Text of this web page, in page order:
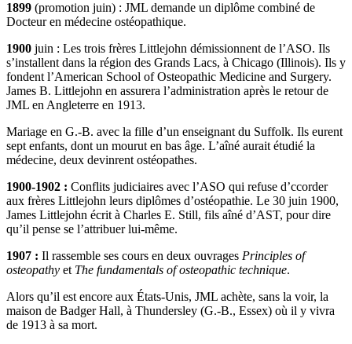
1899 (promotion juin) : JML demande un diplôme combiné de
Docteur en médecine ostéopathique.
1900 juin : Les trois frères Littlejohn démissionnent de l’ASO. Ils
s’installent dans la région des Grands Lacs, à Chicago (Illinois). Ils y
fondent l’American School of Osteopathic Medicine and Surgery.
James B. Littlejohn en assurera l’administration après le retour de
JML en Angleterre en 1913.
Mariage en G.-B. avec la fille d’un enseignant du Suffolk. Ils eurent
sept enfants, dont un mourut en bas âge. L’aîné aurait étudié la
médecine, deux devinrent ostéopathes.
1900-1902 : Conflits judiciaires avec l’ASO qui refuse d’ccorder
aux frères Littlejohn leurs diplômes d’ostéopathie. Le 30 juin 1900,
James Littlejohn écrit à Charles E. Still, fils aîné d’AST, pour dire
qu’il pense se l’attribuer lui-même.
1907 : Il rassemble ses cours en deux ouvrages Principles of
osteopathy et The fundamentals of osteopathic technique.
Alors qu’il est encore aux États-Unis, JML achète, sans la voir, la
maison de Badger Hall, à Thundersley (G.-B., Essex) où il y vivra
de 1913 à sa mort.